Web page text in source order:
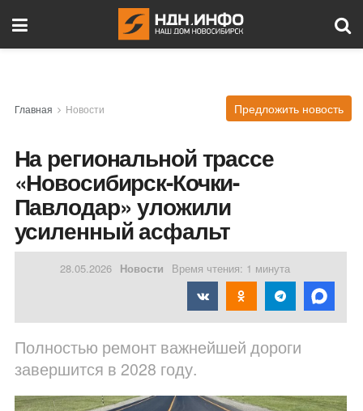
Главная Новости Предложить новость
На региональной трассе
«Новосибирск-Кочки-
Павлодар» уложили
усиленный асфальт
28.05.2026 Новости Время чтения: 1 минута
Полностью ремонт важнейшей дороги
завершится в 2028 году.